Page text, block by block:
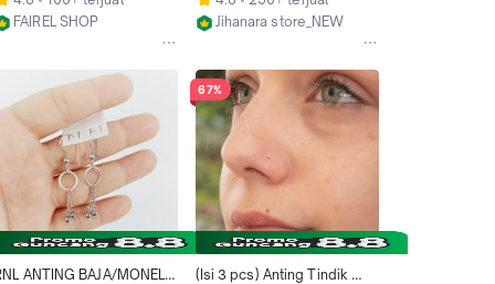
FAIREL SHOP
Jihanara store_NEW
ANTING BAJA/MONEL
67%
(Isi 3 pcs) Anting Tindik